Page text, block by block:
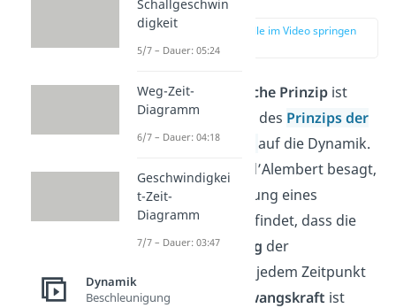
zur Stelle im Video springen
(00:20)
Dasd’Alembertsche Prinzipist
eine Erweiterung des Prinzips der
virtuellen Arbeit auf die Dynamik.
Das Prinzip von d’Alembert besagt,
dass eine Bewegung eines
Objektes so stattfindet, dass die
virtuelle Leistung der
Zwangskräfte zu jedem Zeitpunkt
nullwird. Eine Zwangskraft ist
Schallgeschwin
digkeit
5/7 – Dauer: 05:24
Weg-Zeit-
Diagramm
6/7 – Dauer: 04:18
Geschwindigkei
t-Zeit-
Diagramm
7/7 – Dauer: 03:47
Dynamik
Beschleunigung